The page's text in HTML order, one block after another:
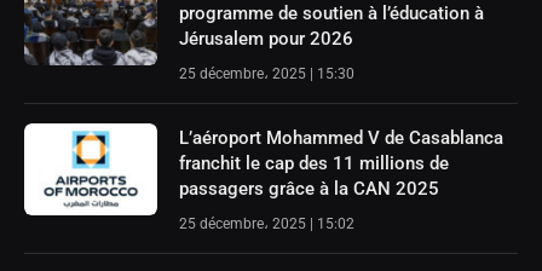
programme de soutien à l’éducation à
Jérusalem pour 2026
25 décembre، 2025 | 15:30
L’aéroport Mohammed V de Casablanca
franchit le cap des 11 millions de
passagers grâce à la CAN 2025
25 décembre، 2025 | 15:02